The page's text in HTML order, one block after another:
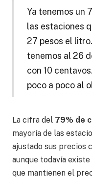
Ya tenemos un
las estaciones
27 pesos el
tenemos al 26
con 10
poco a poco al
La cifra del 79% de
mayoría de las
ajustado sus precios
aunque todavía
que mantienen el